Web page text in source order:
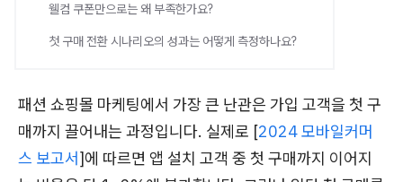
웰컴 쿠폰만으로는 왜 부족한가요?
첫 구매 전환 시나리오의 성과는 어떻게 측정하나요?
패션 쇼핑몰 마케팅에서 가장 큰 난관은 가입 고객을 첫 구
매까지 끌어내는 과정입니다. 실제로 [2024 모바일커머
스 보고서]에 따르면 앱 설치 고객 중 첫 구매까지 이어지